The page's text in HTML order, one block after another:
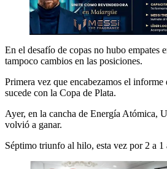
En el desafío de copas no hubo empates
tampoco cambios en las posiciones.
Primera vez que encabezamos el informe
sucede con la Copa de Plata.
Ayer, en la cancha de Energía Atómica,
volvió a ganar.
Séptimo triunfo al hilo, esta vez por 2 a